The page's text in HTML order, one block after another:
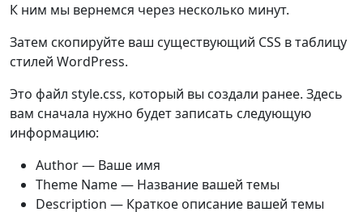
К ним мы вернемся через несколько минут.
Затем скопируйте ваш существующий CSS в таблицу
стилей WordPress.
Это файл style.css, который вы создали ранее. Здесь
вам сначала нужно будет записать следующую
информацию:
Author — Ваше имя
Theme Name — Название вашей темы
Description — Краткое описание вашей темы